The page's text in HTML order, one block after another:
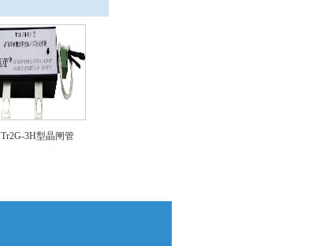
Tr2G-3H型晶闸管